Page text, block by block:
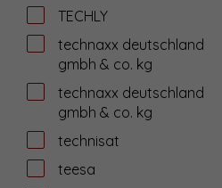
TECHLY
technaxx deutschland
gmbh & co. kg
technaxx deutschland
gmbh & co. kg
technisat
teesa